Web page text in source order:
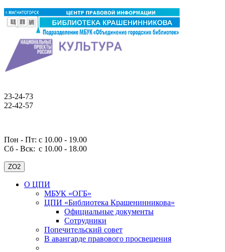
23-24-73
22-42-57
Пон - Пт: с 10.00 - 19.00
Сб - Вск: с 10.00 - 18.00
ZO2
О ЦПИ
МБУК «ОГБ»
ЦПИ «Библиотека Крашенинникова»
Официальные документы
Сотрудники
Попечительский совет
В авангарде правового просвещения